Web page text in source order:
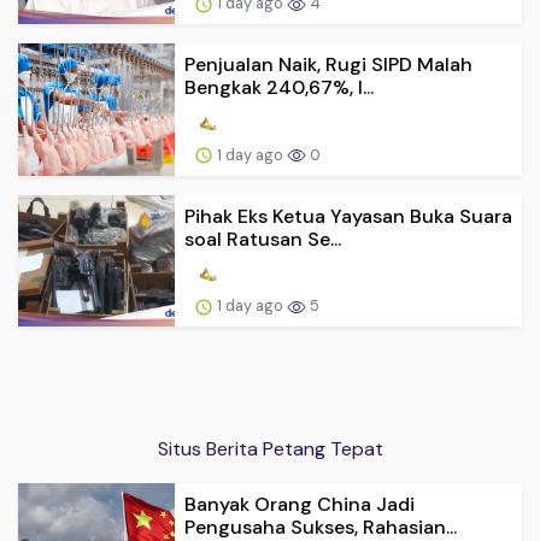
Penjualan Naik, Rugi SIPD Malah
Bengkak 240,67%, I...
1 day ago 0
Pihak Eks Ketua Yayasan Buka Suara
soal Ratusan Se...
1 day ago 5
Situs Berita Petang Tepat
Banyak Orang China Jadi
Pengusaha Sukses, Rahasian...